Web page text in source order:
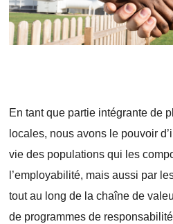
En tant que partie intégrante de
locales, nous avons le pouvoir
vie des populations qui les
l’employabilité, mais aussi par
tout au long de la chaîne de
de programmes de